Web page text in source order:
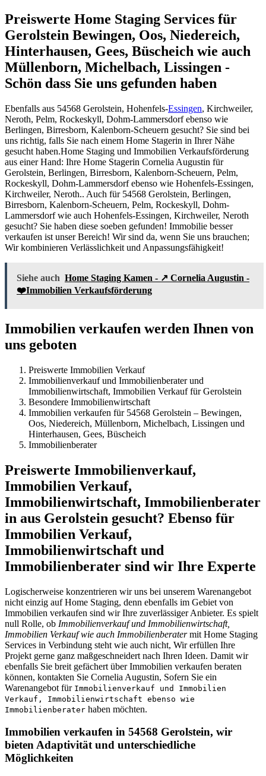
Preiswerte Home Staging Services für
Gerolstein Bewingen, Oos, Niedereich,
Hinterhausen, Gees, Büscheich wie auch
Müllenborn, Michelbach, Lissingen -
Schön dass Sie uns gefunden haben
Ebenfalls aus 54568 Gerolstein, Hohenfels-Essingen, Kirchweiler,
Neroth, Pelm, Rockeskyll, Dohm-Lammersdorf ebenso wie
Berlingen, Birresborn, Kalenborn-Scheuern gesucht? Sie sind bei
uns richtig, falls Sie nach einem Home Stagerin in Ihrer Nähe
gesucht haben.Home Staging und Immobilien Verkaufsförderung
aus einer Hand: Ihre Home Stagerin Cornelia Augustin für
Gerolstein, Berlingen, Birresborn, Kalenborn-Scheuern, Pelm,
Rockeskyll, Dohm-Lammersdorf ebenso wie Hohenfels-Essingen,
Kirchweiler, Neroth.. Auch für 54568 Gerolstein, Berlingen,
Birresborn, Kalenborn-Scheuern, Pelm, Rockeskyll, Dohm-
Lammersdorf wie auch Hohenfels-Essingen, Kirchweiler, Neroth
gesucht? Sie haben diese soeben gefunden! Immobilie besser
verkaufen ist unser Bereich! Wir sind da, wenn Sie uns brauchen;
Wir kombinieren Verlässlichkeit und Anpassungsfähigkeit!
Siehe auch Home Staging Kamen - ↗️ Cornelia Augustin -
❤️Immobilien Verkaufsförderung
Immobilien verkaufen werden Ihnen von
uns geboten
Preiswerte Immobilien Verkauf
Immobilienverkauf und Immobilienberater und
Immobilienwirtschaft, Immobilien Verkauf für Gerolstein
Besondere Immobilienwirtschaft
Immobilien verkaufen für 54568 Gerolstein – Bewingen,
Oos, Niedereich, Müllenborn, Michelbach, Lissingen und
Hinterhausen, Gees, Büscheich
Immobilienberater
Preiswerte Immobilienverkauf,
Immobilien Verkauf,
Immobilienwirtschaft, Immobilienberater
in aus Gerolstein gesucht? Ebenso für
Immobilien Verkauf,
Immobilienwirtschaft und
Immobilienberater sind wir Ihre Experte
Logischerweise konzentrieren wir uns bei unserem Warenangebot
nicht einzig auf Home Staging, denn ebenfalls im Gebiet von
Immobilien verkaufen sind wir Ihre zuverlässiger Anbieter. Es spielt
null Rolle, ob Immobilienverkauf und Immobilienwirtschaft,
Immobilien Verkauf wie auch Immobilienberatermit Home Staging
Services in Verbindung steht wie auch nicht, Wir erfüllen Ihre
Projekt gerne ganz maßgeschneidert nach Ihren Ideen. Damit wir
ebenfalls Sie breit gefächert über Immobilien verkaufen beraten
können, kontakten Sie Cornelia Augustin, Sofern Sie ein
Warenangebot für Immobilienverkauf und Immobilien
Verkauf, Immobilienwirtschaft ebenso wie
Immobilienberater haben möchten.
Immobilien verkaufen in 54568 Gerolstein, wir
bieten Adaptivität und unterschiedliche
Möglichkeiten